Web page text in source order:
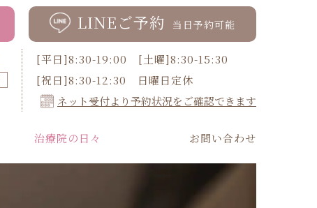
LINEご予約 当日予約可能
[平日]8:30-19:00 [土曜]8:30-15:30
[祝日]8:30-12:30 日曜日定休
ネット受付より予約状況をご確認できます
治療院の日々 お問い合わせ